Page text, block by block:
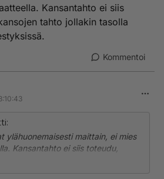
Kansantahto ei siis
tahto jollakin tasolla
Kommentoi
ylähuonemaisesti maittain, ei mies
Kansantahto ei siis toteudu,
jollakin tasolla tulisikin ilmi